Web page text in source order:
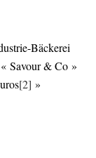
Bäckerei
Savour & Co »
[2] »